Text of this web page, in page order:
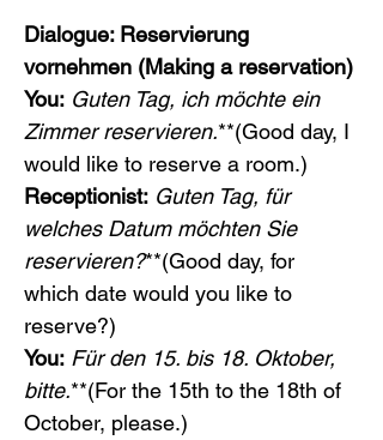
Dialogue: Reservierung
vornehmen (Making a reservation)
You: Guten Tag, ich möchte ein
Zimmer reservieren.**(Good day, I
would like to reserve a room.)
Receptionist: Guten Tag, für
welches Datum möchten Sie
reservieren?**(Good day, for
which date would you like to
reserve?)
You: Für den 15. bis 18. Oktober,
bitte.**(For the 15th to the 18th of
October, please.)